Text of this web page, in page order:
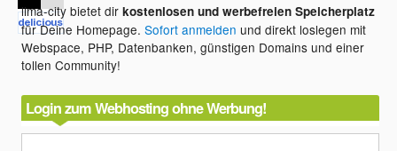
lima-city bietet dirkostenlosen und werbefreien Speicherplatz
für Deine Homepage.Sofort anmelden und direkt loslegen mit
Webspace, PHP, Datenbanken, günstigen Domains und einer
tollen Community!
Login zum Webhosting ohne Werbung!